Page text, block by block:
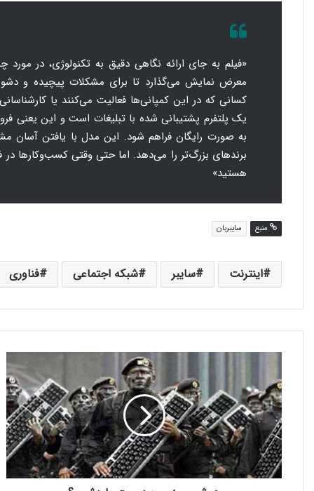
«فیلم به جای ارائه‌ نگاهی دقیق به تکنولوژی، در
معرض نمایش می‌گذارد تا برای مشکلات پیچیده و
کسانی که در این کمپانی‌ها فعالیت می‌کنند یا
یک پلتفرم پشتیبانی شده با تبلیغات است و این یعنی
به صورت رایگان فراهم شود. این مدل با یافتن آسان
برند‌های بزرگ‌تر را می‌دهد. اما حتی وقتی کسب‌وکارها
هستید»
منبع سایبربان
اینترنت سایبر شبکه اجتماعی فناوری